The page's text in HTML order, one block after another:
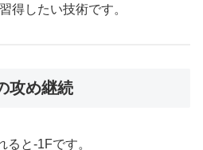
得したい技術です。
攻め継続
ると-1Fです。